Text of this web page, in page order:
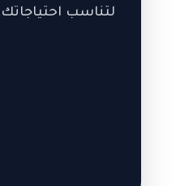
لتناسب